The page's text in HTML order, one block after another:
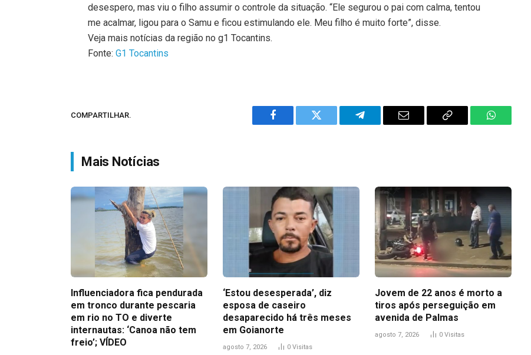
desespero, mas viu o filho assumir o controle da situação. “Ele segurou o pai com calma, tentou
me acalmar, ligou para o Samu e ficou estimulando ele. Meu filho é muito forte”, disse.
Veja mais notícias da região no g1 Tocantins.
Fonte:G1 Tocantins
COMPARTILHAR.
Facebook Twitter Telegram Email
Copy
WhatsApp
Mais Notícias
Influenciadora fica pendurada
em tronco durante pescaria
em rio no TO e diverte
internautas: ‘Canoa não tem
freio’; VÍDEO
‘Estou desesperada’, diz
esposa de caseiro
desaparecido há três meses
em Goianorte
agosto 7, 2026 0 Visitas
Jovem de 22 anos é morto a
tiros após perseguição em
avenida de Palmas
agosto 7, 2026 0 Visitas